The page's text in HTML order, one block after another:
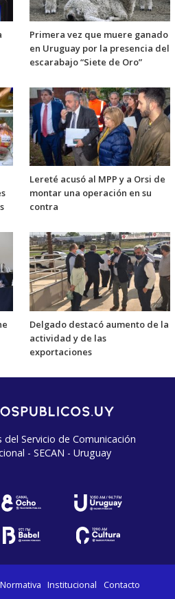
Primera vez que muere ganado
en Uruguay por la presencia del
escarabajo “Siete de Oro”
Lereté acusó al MPP y a Orsi de
montar una operación en su
contra
Delgado destacó aumento de la
actividad y de las
exportaciones
Servicio de Comunicación
- SECAN - Uruguay
Normativa Institucional Contacto